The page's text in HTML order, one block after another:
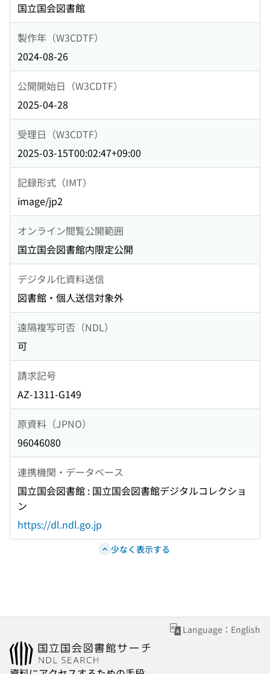
国立国会図書館
製作年（W3CDTF）
2024-08-26
公開開始日（W3CDTF）
2025-04-28
受理日（W3CDTF）
2025-03-15T00:02:47+09:00
記録形式（IMT）
image/jp2
オンライン閲覧公開範囲
国立国会図書館内限定公開
デジタル化資料送信
図書館・個人送信対象外
遠隔複写可否（NDL）
可
請求記号
AZ-1311-G149
原資料（JPNO）
96046080
連携機関・データベース
国立国会図書館 : 国立国会図書館デジタルコレクショ
ン
https://dl.ndl.go.jp
少なく表示する
Language：English